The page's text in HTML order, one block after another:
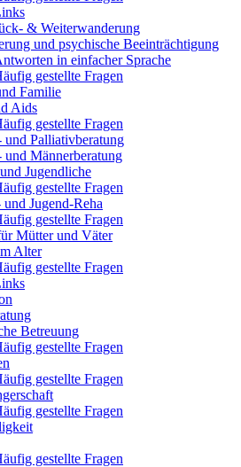
& Weiterwanderung
und psychische Beeinträchtigung
in einfacher Sprache
gestellte Fragen
Familie
Aids
gestellte Fragen
und Palliativberatung
und Männerberatung
Jugendliche
gestellte Fragen
Jugend-Reha
gestellte Fragen
Mütter und Väter
Alter
gestellte Fragen
Betreuung
gestellte Fragen
gestellte Fragen
gestellte Fragen
gestellte Fragen